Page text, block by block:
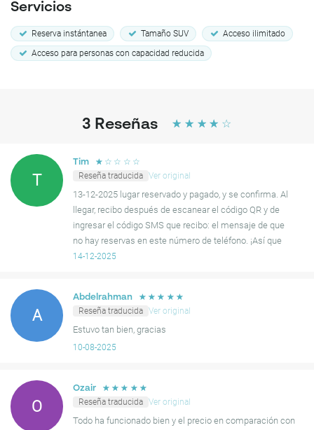
Servicios
Reserva instántanea Tamaño SUV
Acceso ilimitado
Acceso para personas con capacidad reducida
3 Reseñas ☆ ☆ ☆ ☆ ☆
T
Tim ☆ ☆ ☆ ☆ ☆
Reseña traducida Ver original
13-12-2025 lugar reservado y pagado, y se confirma. Al
llegar, recibo después de escanear el código QR y de
ingresar el código SMS que recibo: el mensaje de que
no hay reservas en este número de teléfono. ¡Así que
eso no funciona!
14-12-2025
A
Abdelrahman ☆ ☆ ☆ ☆ ☆
Reseña traducida Ver original
Estuvo tan bien, gracias
10-08-2025
O
Ozair ☆ ☆ ☆ ☆ ☆
Reseña traducida Ver original
Todo ha funcionado bien y el precio en comparación con